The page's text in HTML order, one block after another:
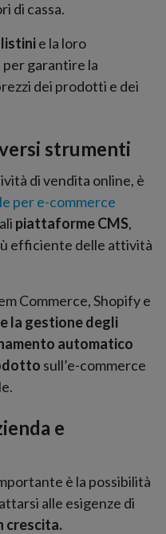
di cassa.
e la loro
garantire la
dei prodotti e dei
strumenti
di vendita online, è
per e-commerce
piattaforme CMS,
efficiente delle attività
Commerce, Shopify e
la gestione degli
automatico
sull’e-commerce
e
è la possibilità
alle esigenze di
crescita.